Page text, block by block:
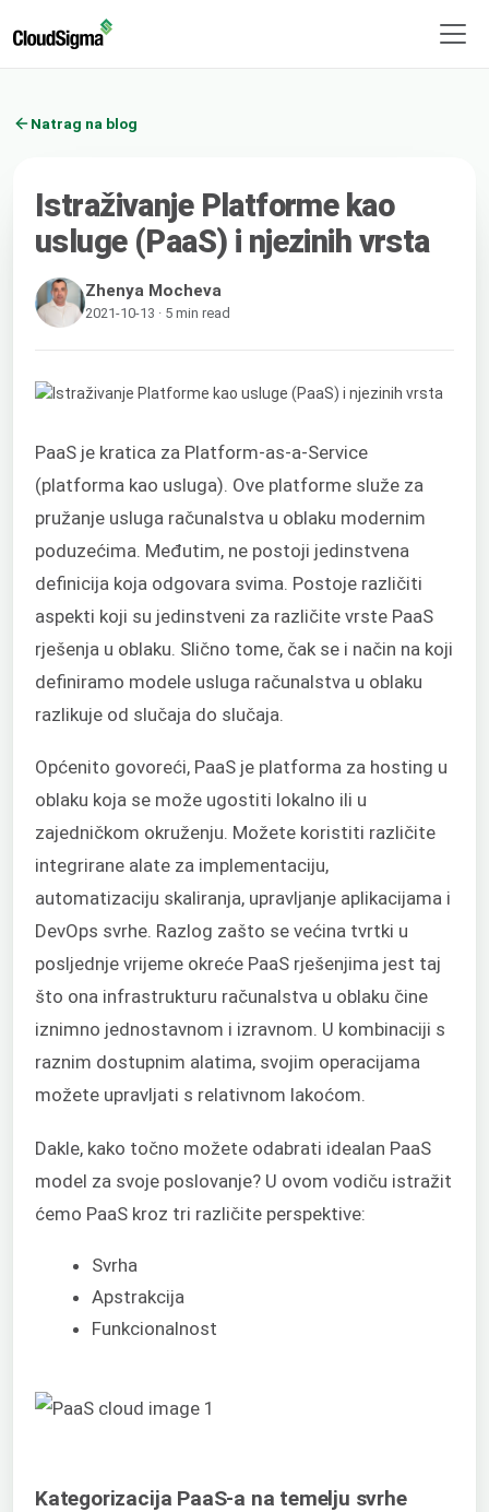
Natrag na blog
Istraživanje Platforme kao
usluge (PaaS) i njezinih vrsta
Zhenya Mocheva
2021-10-13 · 5 min read
PaaS je kratica za Platform-as-a-Service
(platforma kao usluga). Ove platforme služe za
pružanje usluga računalstva u oblaku modernim
poduzećima. Međutim, ne postoji jedinstvena
definicija koja odgovara svima. Postoje različiti
aspekti koji su jedinstveni za različite vrste PaaS
rješenja u oblaku. Slično tome, čak se i način na koji
definiramo modele usluga računalstva u oblaku
razlikuje od slučaja do slučaja.
Općenito govoreći, PaaS je platforma za hosting u
oblaku koja se može ugostiti lokalno ili u
zajedničkom okruženju. Možete koristiti različite
integrirane alate za implementaciju,
automatizaciju skaliranja, upravljanje aplikacijama i
DevOps svrhe. Razlog zašto se većina tvrtki u
posljednje vrijeme okreće PaaS rješenjima jest taj
što ona infrastrukturu računalstva u oblaku čine
iznimno jednostavnom i izravnom. U kombinaciji s
raznim dostupnim alatima, svojim operacijama
možete upravljati s relativnom lakoćom.
Dakle, kako točno možete odabrati idealan PaaS
model za svoje poslovanje? U ovom vodiču istražit
ćemo PaaS kroz tri različite perspektive:
Svrha
Apstrakcija
Funkcionalnost
Kategorizacija PaaS-a na temelju svrhe